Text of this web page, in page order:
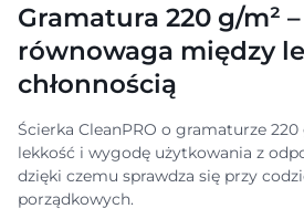
Gramatura 220 g/m²
równowaga między
chłonnością
Ścierka CleanPRO o gramaturze 220
lekkość i wygodę użytkowania z
dzięki czemu sprawdza się przy
porządkowych.